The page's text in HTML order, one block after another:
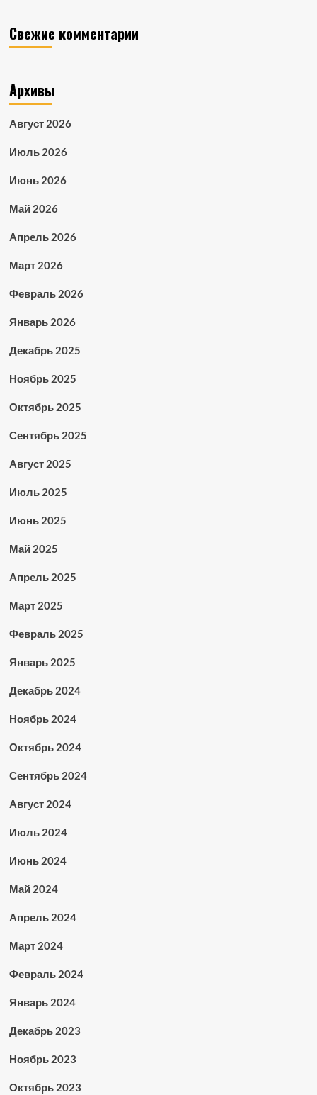
Свежие комментарии
Архивы
Август 2026
Июль 2026
Июнь 2026
Май 2026
Апрель 2026
Март 2026
Февраль 2026
Январь 2026
Декабрь 2025
Ноябрь 2025
Октябрь 2025
Сентябрь 2025
Август 2025
Июль 2025
Июнь 2025
Май 2025
Апрель 2025
Март 2025
Февраль 2025
Январь 2025
Декабрь 2024
Ноябрь 2024
Октябрь 2024
Сентябрь 2024
Август 2024
Июль 2024
Июнь 2024
Май 2024
Апрель 2024
Март 2024
Февраль 2024
Январь 2024
Декабрь 2023
Ноябрь 2023
Октябрь 2023